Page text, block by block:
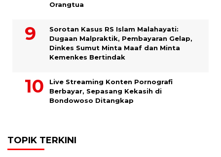
Orangtua
Sorotan Kasus RS Islam Malahayati:
Dugaan Malpraktik, Pembayaran Gelap,
Dinkes Sumut Minta Maaf dan Minta
Kemenkes Bertindak
Live Streaming Konten Pornografi
Berbayar, Sepasang Kekasih di
Bondowoso Ditangkap
TOPIK TERKINI